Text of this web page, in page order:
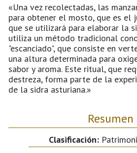
«Una vez recolectadas, las
para obtener el mosto, que es el
que se utilizará para elaborar la
utiliza un método tradicional
"escanciado", que consiste en
una altura determinada para
sabor y aroma. Este ritual, que
destreza, forma parte de la
de la sidra asturiana.»
Resumen
Clasificación: